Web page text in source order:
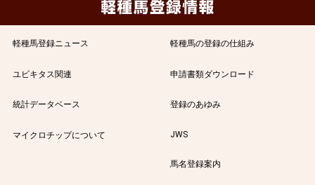
軽種馬登録ニュース 軽種馬の登録の仕組み
ユビキタス関連 申請書類ダウンロード
統計データベース 登録のあゆみ
マイクロチップについて JWS
馬名登録案内